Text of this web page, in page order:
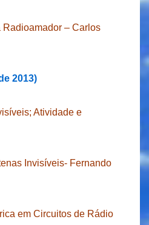
Radioamador – Carlos
2013)
Atividade e
Invisíveis- Fernando
em Circuitos de Rádio